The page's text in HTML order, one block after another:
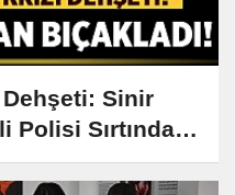
Sinir
Polisi Sırtından